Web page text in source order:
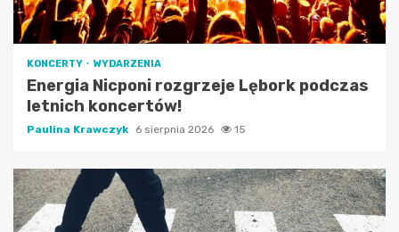
KONCERTY WYDARZENIA
Energia Nicponi rozgrzeje Lębork podczas
letnich koncertów!
Paulina Krawczyk 6 sierpnia 2026 15